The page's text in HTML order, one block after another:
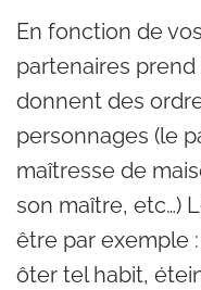
En fonction de
partenaires
donnent des
personnages (le
maîtresse de
son maître, etc…)
être par exemple
ôter tel habit,